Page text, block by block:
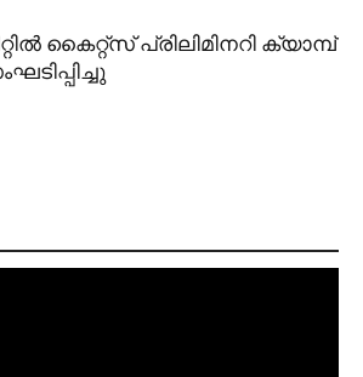
കൈറ്റ്‌സ് പ്രിലിമിനറി ക്യാമ്പ്